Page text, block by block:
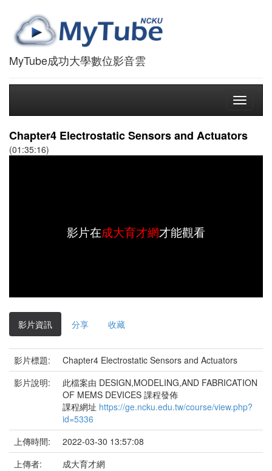
MyTube成功大學數位影音雲
Toggle
Chapter4 Electrostatic Sensors and Actuators
(01:35:16)
影片在成大育才網才能觀看
影片資訊 分享 收藏
影片標題:
Chapter4 Electrostatic Sensors and Actuators
影片說明:
此檔案由 DESIGN,MODELING,AND FABRICATION
OF MEMS DEVICES 課程發佈
課程網址 https://ge.ncku.edu.tw/course/view.php?
id=5336
上傳時間:
2022-03-30 13:57:08
上傳者:
成大育才網